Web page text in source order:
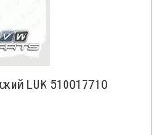
LUK 510017710